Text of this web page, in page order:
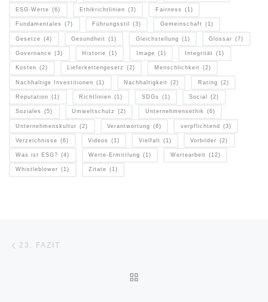
ESG-Werte (6) Ethikrichtlinien (3) Fairness (1)
Fundamentales (7) Führungsstil (3) Gemeinschaft (1)
Gesetze (4) Gesundheit (1) Gleichstellung (1) Glossar (7)
Governance (3) Historie (1) Image (1) Integrität (1)
Kosten (2) Lieferkettengesetz (2) Menschlichkeit (2)
Nachhaltige Investitionen (1) Nachhaltigkeit (2) Rating (2)
Reputation (1) Richtlinien (1) SDGs (1) Social (2)
Soziales (5) Umweltschutz (2) Unternehmensethik (6)
Unternehmenskultur (2) Verantwortung (6) verpflichtend (3)
Verzeichnisse (6) Videos (1) Vielfalt (1) Vorbilder (2)
Was ist ESG? (4) Werte-Ermittlung (1) Wertearbeit (12)
Whistleblower (1) Zitate (1)
23. FAZIT